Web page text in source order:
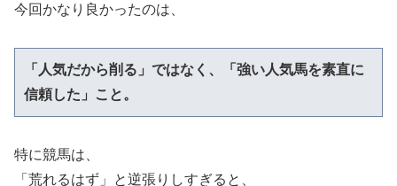
今回かなり良かったのは、
「人気だから削る」ではなく、「強い人気馬を素直に
信頼した」こと。
特に競馬は、
「荒れるはず」と逆張りしすぎると、